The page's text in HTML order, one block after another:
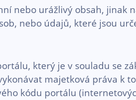
nebo urážlivý obsah, jinak
nebo údajů, které jsou
který je v souladu se
majetková práva k
kódu portálu